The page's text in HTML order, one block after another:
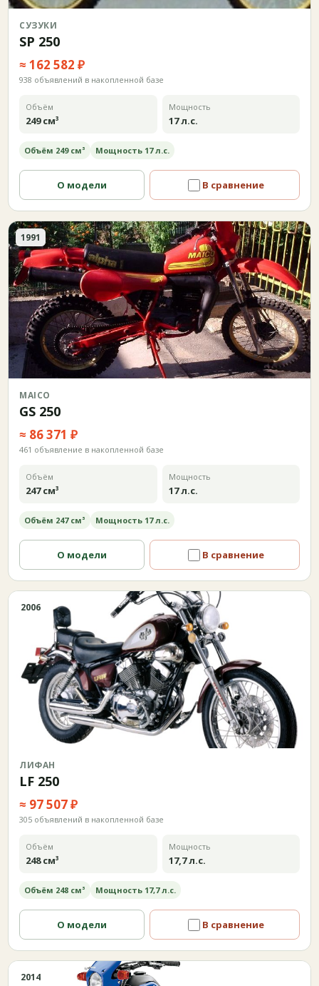
СУЗУКИ
SP 250
≈ 162 582 ₽
938 объявлений в накопленной базе
Объём
249 см³
Мощность
17 л.с.
Объём 249 см³ Мощность 17 л.с.
О модели В сравнение
1991
MAICO
GS 250
≈ 86 371 ₽
461 объявление в накопленной базе
Объём
247 см³
Мощность
17 л.с.
Объём 247 см³ Мощность 17 л.с.
О модели В сравнение
2006
ЛИФАН
LF 250
≈ 97 507 ₽
305 объявлений в накопленной базе
Объём
248 см³
Мощность
17,7 л.с.
Объём 248 см³ Мощность 17,7 л.с.
О модели В сравнение
2014